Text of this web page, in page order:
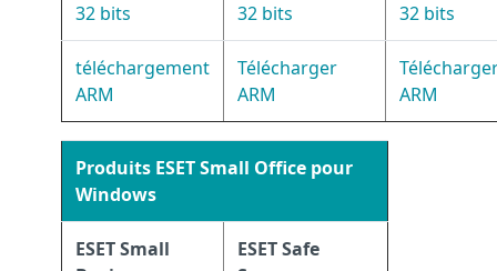
32 bits
32 bits
32 bits
téléchargement
ARM
Télécharger
ARM
ARM
Produits ESET Small Office pour
Windows
ESET Small
ESET Safe